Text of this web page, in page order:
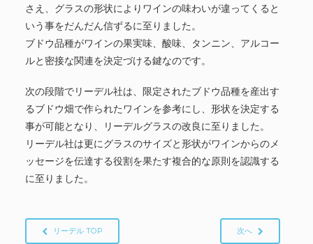
さえ、グラスの形状によりワインの味わいが違ってくると
いう事をだんだん信ずるに至りました。
ブドウ品種がワインの果実味、酸味、タンニン、アルコー
ルと密接な関連を決定づける鍵なのです。
次の段階でリーデル社は、限定されたブドウ品種を産出す
るブドウ畑で作られたワインを参考にし、形状を決定する
事が可能となり、リーデルグラスの改良に至りました。
リーデル社は更にグラスのサイズと形状がワインからのメ
ッセージを伝達する役割を果たす複合的な原則を認識する
に至りました。
リーデル TOP 次へ